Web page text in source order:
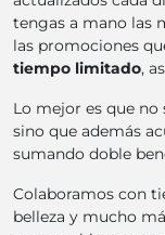
tengas a mano las
las promociones
tiempo limitado,
Lo mejor es que
sino que además
sumando doble
Colaboramos con
belleza y mucho